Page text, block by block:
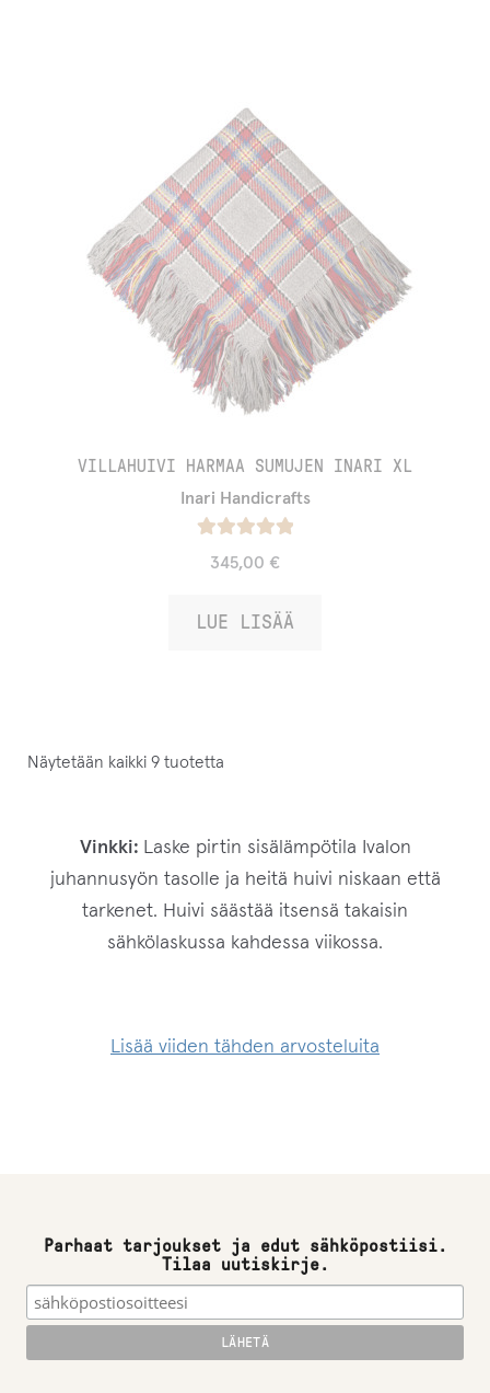
VILLAHUIVI HARMAA SUMUJEN INARI XL
Inari Handicrafts
345,00 €
LUE LISÄÄ
Näytetään kaikki 9 tuotetta
Vinkki: Laske pirtin sisälämpötila Ivalon
juhannusyön tasolle ja heitä huivi niskaan että
tarkenet. Huivi säästää itsensä takaisin
sähkölaskussa kahdessa viikossa.
Lisää viiden tähden arvosteluita
Parhaat tarjoukset ja edut sähköpostiisi.
Tilaa uutiskirje.